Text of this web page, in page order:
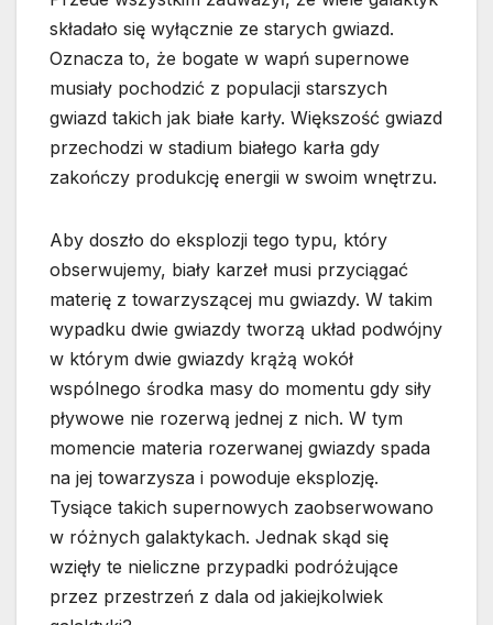
składało się wyłącznie ze starych gwiazd.
Oznacza to, że bogate w wapń supernowe
musiały pochodzić z populacji starszych
gwiazd takich jak białe karły. Większość gwiazd
przechodzi w stadium białego karła gdy
zakończy produkcję energii w swoim wnętrzu.
Aby doszło do eksplozji tego typu, który
obserwujemy, biały karzeł musi przyciągać
materię z towarzyszącej mu gwiazdy. W takim
wypadku dwie gwiazdy tworzą układ podwójny
w którym dwie gwiazdy krążą wokół
wspólnego środka masy do momentu gdy siły
pływowe nie rozerwą jednej z nich. W tym
momencie materia rozerwanej gwiazdy spada
na jej towarzysza i powoduje eksplozję.
Tysiące takich supernowych zaobserwowano
w różnych galaktykach. Jednak skąd się
wzięły te nieliczne przypadki podróżujące
przez przestrzeń z dala od jakiejkolwiek